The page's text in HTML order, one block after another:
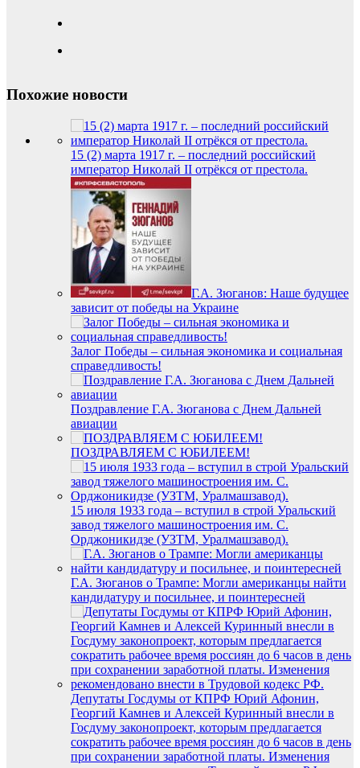
Похожие новости
15 (2) марта 1917 г. – последний российский
император Николай II отрёкся от престола.
Г.А. Зюганов: Наше будущее
зависит от победы на Украине
Залог Победы – сильная экономика и социальная
справедливость!
Поздравление Г.А. Зюганова с Днем Дальней
авиации
ПОЗДРАВЛЯЕМ С ЮБИЛЕЕМ!
15 июля 1933 года – вступил в строй Уральский
завод тяжелого машиностроения им. С.
Орджоникидзе (УЗТМ, Уралмашзавод).
Г.А. Зюганов о Трампе: Могли американцы найти
кандидатуру и посильнее, и поинтересней
Депутаты Госдумы от КПРФ Юрий Афонин,
Георгий Камнев и Алексей Куринный внесли в
Госдуму законопроект, которым предлагается
сократить рабочее время россиян до 6 часов в день
при сохранении заработной платы. Изменения